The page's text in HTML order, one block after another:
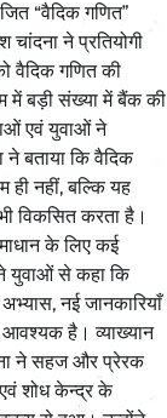
“वैदिक गणित”
चांदना ने प्रतियोगी
वैदिक गणित की
में बड़ी संख्या में बैंक की
एवं युवाओं ने
ने बताया कि वैदिक
नहीं, बल्कि यह
विकसित करता है।
के लिए कई
युवाओं से कहा कि
नई जानकारियाँ
आवश्यक है। व्याख्यान
ने सहज और प्रेरक
शोध केन्द्र के